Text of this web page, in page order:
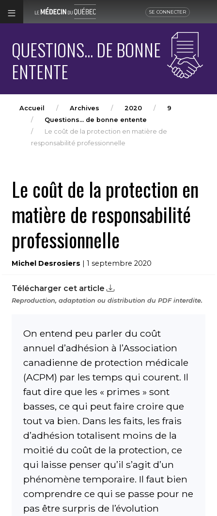
SE CONNECTER
QUESTIONS... DE BONNE
ENTENTE
Accueil Archives 2020
9
Questions... de bonne entente
Le coût de la protection en matière de
responsabilité professionnelle
Le coût de la protection en
matière de responsabilité
professionnelle
Michel Desrosiers | 1 septembre 2020
Télécharger cet article
Reproduction, adaptation ou distribution du PDF interdite.
On entend peu parler du coût
annuel d’adhésion à l’Association
canadienne de protection médicale
(ACPM) par les temps qui courent. Il
faut dire que les « primes » sont
basses, ce qui peut faire croire que
tout va bien. Dans les faits, les frais
d’adhésion totalisent moins de la
moitié du coût de la protection, ce
qui laisse penser qu’il s’agit d’un
phénomène temporaire. Il faut bien
comprendre ce qui se passe pour ne
pas être surpris de l’évolution